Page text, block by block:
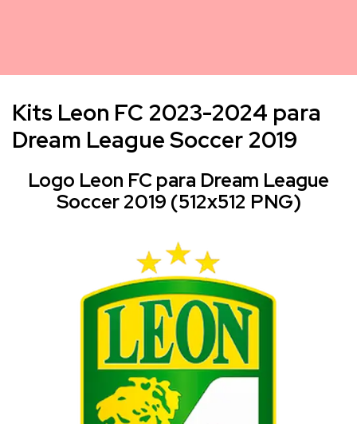
Kits Leon FC 2023-2024 para
Dream League Soccer 2019
Logo Leon FC para Dream League
Soccer 2019 (512x512 PNG)